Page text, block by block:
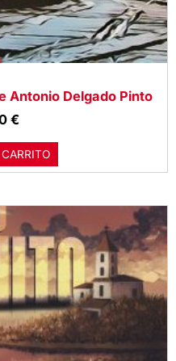
Antonio Delgado Pinto
€